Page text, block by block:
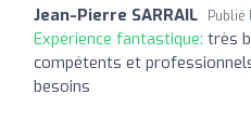
Jean-Pierre SARRAIL Publié
Expérience fantastique: très
compétents et
besoins